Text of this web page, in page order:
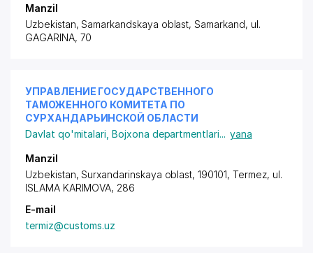
Manzil
Uzbekistan, Samarkandskaya oblast, Samarkand, ul.
GAGARINA, 70
УПРАВЛЕНИЕ ГОСУДАРСТВЕННОГО
ТАМОЖЕННОГО КОМИТЕТА ПО
СУРХАНДАРЬИНСКОЙ ОБЛАСТИ
Davlat qo'mitalari ,Bojxona departmentlari... yana
Manzil
Uzbekistan, Surxandarinskaya oblast, 190101, Termez, ul.
ISLAMA KARIMOVA, 286
E-mail
termiz@customs.uz